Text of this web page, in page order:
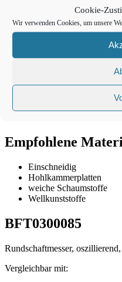
Cookie-
Wir verwenden Cookies, um unsere
39,0mm
Empfohlene
Einschneidig
Hohlkammerplatten
weiche Schaumstoffe
Wellkunststoffe
BFT0300085
Rundschaftmesser,
Vergleichbar mit: